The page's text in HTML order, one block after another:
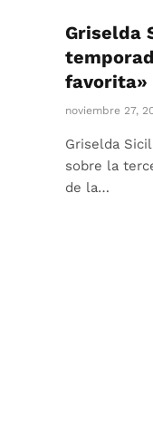
Griselda
favorita»
noviembre 27,
Griselda
sobre la
de la…